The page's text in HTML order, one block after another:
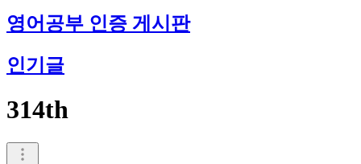
영어공부 인증 게시판
인기글
314th